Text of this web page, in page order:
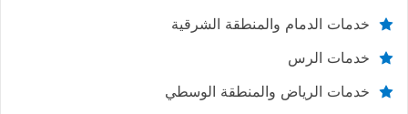
خدمات الدمام والمنطقة الشرقية
خدمات الرس
خدمات الرياض والمنطقة الوسطي